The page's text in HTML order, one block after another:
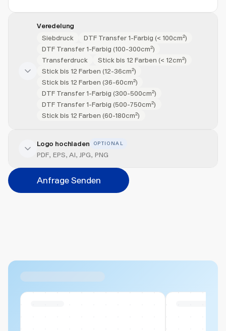
Veredelung
Siebdruck
DTF Transfer 1-Farbig (< 100cm²)
DTF Transfer 1-Farbig (100-300cm²)
Transferdruck
Stick bis 12 Farben (< 12cm²)
Stick bis 12 Farben (12-36cm²)
Stick bis 12 Farben (36-60cm²)
DTF Transfer 1-Farbig (300-500cm²)
DTF Transfer 1-Farbig (500-750cm²)
Stick bis 12 Farben (60-180cm²)
Veredelung hinzufügen
Position
Bitte wählen...
Logo hochladen OPTIONAL
PDF, EPS, AI, JPG, PNG
Anfrage Senden